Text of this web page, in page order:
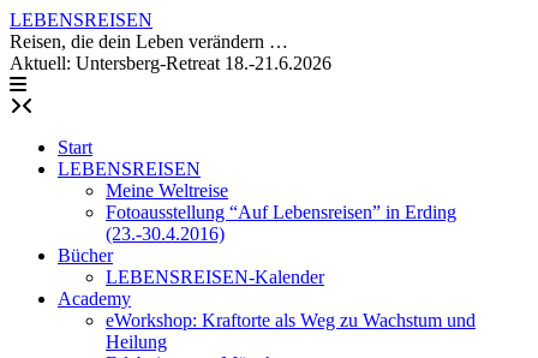
Skip
to
content
LEBENSREISEN
Reisen, die dein Leben verändern …
Aktuell: Untersberg-Retreat 18.-21.6.2026
Start
LEBENSREISEN
Meine Weltreise
Fotoausstellung “Auf Lebensreisen” in Erding
(23.-30.4.2016)
Bücher
LEBENSREISEN-Kalender
Academy
eWorkshop: Kraftorte als Weg zu Wachstum und
Heilung